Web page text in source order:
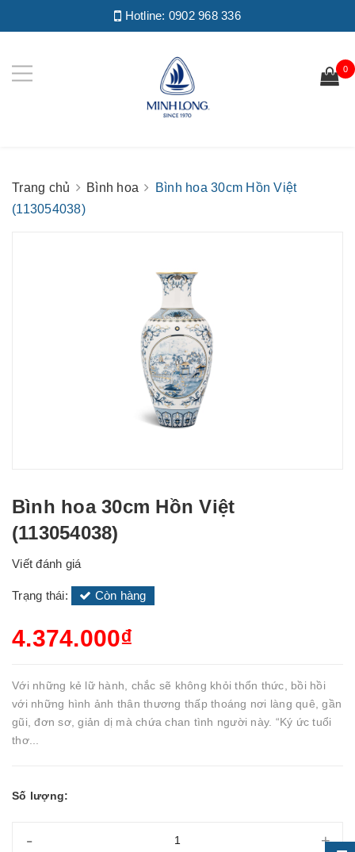
Hotline: 0902 968 336
0
Trang chủ Bình hoa
Bình hoa 30cm Hồn Việt
(113054038)
Bình hoa 30cm Hồn Việt
(113054038)
Viết đánh giá
Trạng thái: Còn hàng
4.374.000₫
Với những kẻ lữ hành, chắc sẽ không khỏi thổn thức, bồi hồi
với những hình ảnh thân thương thấp thoáng nơi làng quê, gần
gũi, đơn sơ, giản dị mà chứa chan tình người này. “Ký ức tuổi
thơ...
Số lượng:
- +